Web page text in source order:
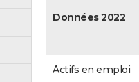
Données 2022
Actifs en emploi